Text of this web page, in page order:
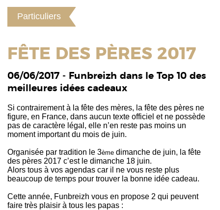
Particuliers
FÊTE DES PÈRES 2017
06/06/2017 - Funbreizh dans le Top 10 des
meilleures idées cadeaux
Si contrairement à la fête des mères, la fête des pères ne
figure, en France, dans aucun texte officiel et ne possède
pas de caractère légal, elle n’en reste pas moins un
moment important du mois de juin.
Organisée par tradition le 3ème dimanche de juin, la fête
des pères 2017 c’est le dimanche 18 juin.
Alors tous à vos agendas car il ne vous reste plus
beaucoup de temps pour trouver la bonne idée cadeau.
Cette année, Funbreizh vous en propose 2 qui peuvent
faire très plaisir à tous les papas :